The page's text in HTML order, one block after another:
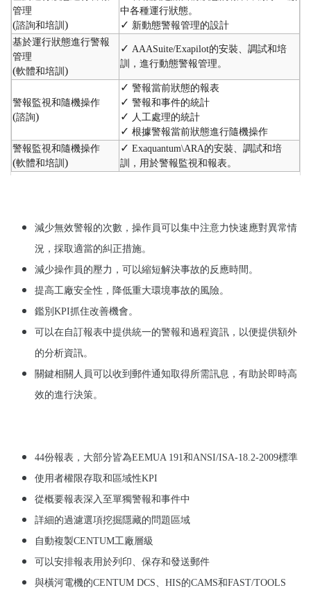
管理
(諮詢和培訓 )
中各種運行狀態。
✓ 新動態警報管理的設計
基於運行狀態進行警報
管理
(軟體和培訓 )
✓ AAASuite/Exapilot的安裝、調試和培
訓，進行動態警報管理。
警報監視和隨機操作
(諮詢)
✓ 警報當前狀態的報表
✓ 警報和事件的統計
✓ 人工處理的統計
✓ 根據警報當前狀態進行隨機操作
警報監視和隨機操作
(軟體和培訓 )
✓ Exaquantum\ARA的安裝、調試和培
訓，用於警報監視和報表。
減少無效警報的次數，操作員可以集中注意力快速應對異常情
況，採取適當的糾正措施。
減少操作員的壓力，可以縮短解決事故的反應時間。
提高工廠安全性，降低重大環境事故的風險。
鑑別 KPI抓住改善機會。
可以在自訂報表中提供統一的警報和過程資訊，以便提供額外
的分析資訊。
關鍵相關人員可以收到郵件通知取得所需訊息，有助於即時高
效的進行決策。
44份報表，大部分皆為EEMUA 191和ANSI/ISA-18.2-2009標準
使用者權限存取和區域性KPI
從概要報表深入至單獨警報和事件中
詳細的過濾選項挖掘隱藏的問題區域
自動複製CENTUM工廠層級
可以安排報表用於列印、保存和發送郵件
與橫河電機的CENTUM DCS、 HIS的CAMS和FAST/TOOLS